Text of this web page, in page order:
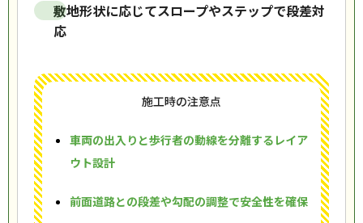
敷地形状に応じてスロープやステップで段差対
応
施工時の注意点
車両の出入りと歩行者の動線を分離するレイア
ウト設計
前面道路との段差や勾配の調整で安全性を確保